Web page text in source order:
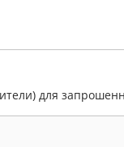
для